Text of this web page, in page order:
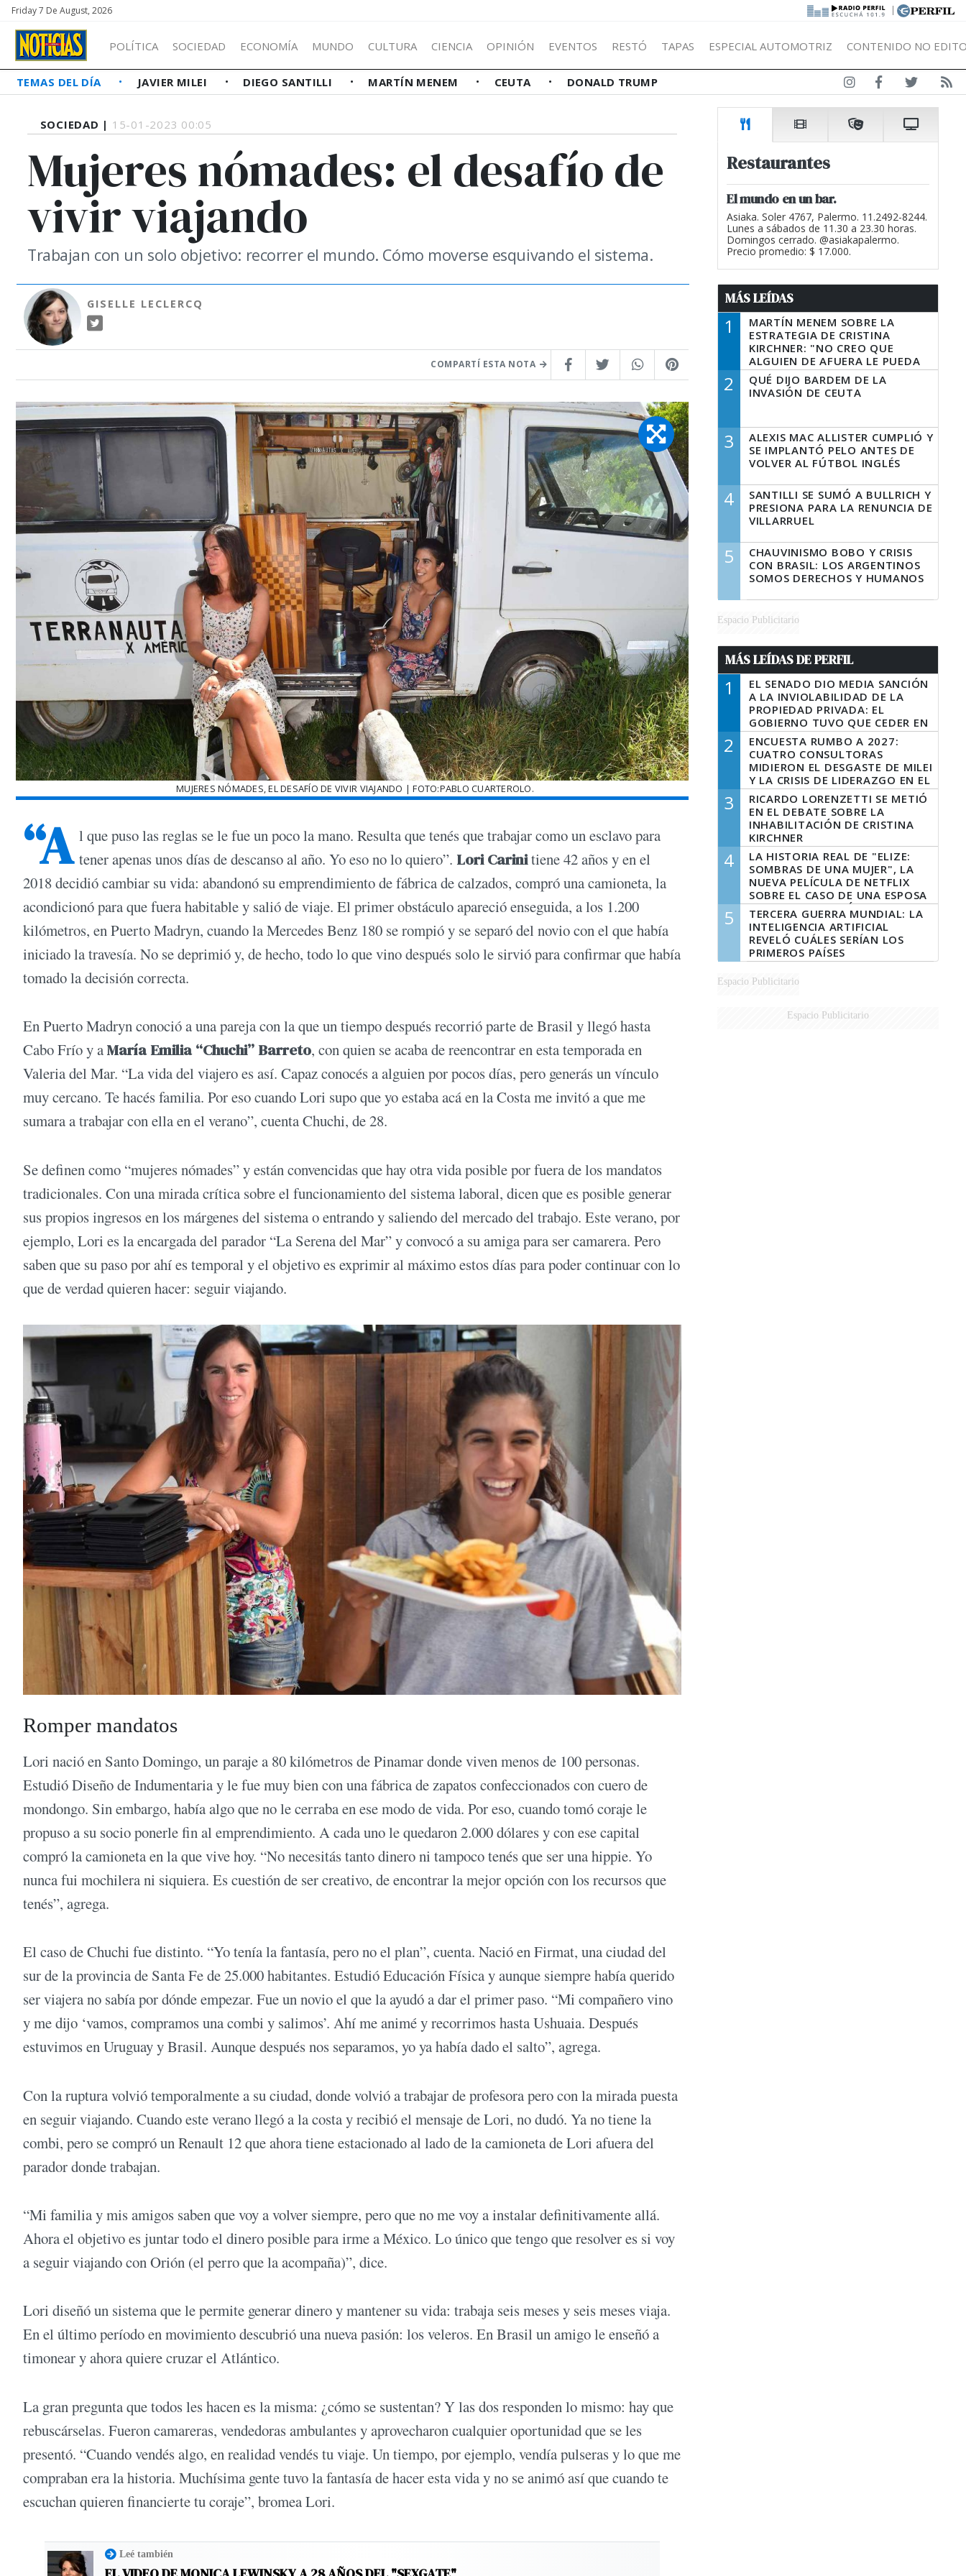
Friday 7 De August, 2026 |
POLÍTICA SOCIEDAD ECONOMÍA MUNDO CULTURA CIENCIA OPINIÓN EVENTOS RESTÓ TAPAS ESPECIAL AUTOMOTRIZ CONTENIDO NO
TEMAS DEL DÍA JAVIER MILEI DIEGO SANTILLI MARTÍN MENEM CEUTA DONALD TRUMP
SOCIEDAD | 15-01-2023 00:05
Mujeres nómades: el desafío de
vivir viajando
Trabajan con un solo objetivo: recorrer el mundo. Cómo moverse esquivando el sistema.
GISELLE LECLERCQ
COMPARTÍ ESTA NOTA
MUJERES NÓMADES, EL DESAFÍO DE VIVIR VIAJANDO | FOTO:PABLO CUARTEROLO.
“A l que puso las reglas se le fue un poco la mano. Resulta que tenés que trabajar como un esclavo para
tener apenas unos días de descanso al año. Yo eso no lo quiero”. Lori Carinitiene 42 años y en el
2018 decidió cambiar su vida: abandonó su emprendimiento de fábrica de calzados, compró una camioneta, la
acondicionó para que fuera habitable y salió de viaje. El primer obstáculo apareció enseguida, a los 1.200
kilómetros, en Puerto Madryn, cuando la Mercedes Benz 180 se rompió y se separó del novio con el que había
iniciado la travesía. No se deprimió y, de hecho, todo lo que vino después solo le sirvió para confirmar que había
tomado la decisión correcta.
En Puerto Madryn conoció a una pareja con la que un tiempo después recorrió parte de Brasil y llegó hasta
Cabo Frío y aMaría Emilia “Chuchi” Barreto, con quien se acaba de reencontrar en esta temporada en
Valeria del Mar. “La vida del viajero es así. Capaz conocés a alguien por pocos días, pero generás un vínculo
muy cercano. Te hacés familia. Por eso cuando Lori supo que yo estaba acá en la Costa me invitó a que me
sumara a trabajar con ella en el verano”, cuenta Chuchi, de 28.
Se definen como “mujeres nómades” y están convencidas que hay otra vida posible por fuera de los mandatos
tradicionales. Con una mirada crítica sobre el funcionamiento del sistema laboral, dicen que es posible generar
sus propios ingresos en los márgenes del sistema o entrando y saliendo del mercado del trabajo. Este verano, por
ejemplo, Lori es la encargada del parador “La Serena del Mar” y convocó a su amiga para ser camarera. Pero
saben que su paso por ahí es temporal y el objetivo es exprimir al máximo estos días para poder continuar con lo
que de verdad quieren hacer: seguir viajando.
Romper mandatos
Lori nació en Santo Domingo, un paraje a 80 kilómetros de Pinamar donde viven menos de 100 personas.
Estudió Diseño de Indumentaria y le fue muy bien con una fábrica de zapatos confeccionados con cuero de
mondongo. Sin embargo, había algo que no le cerraba en ese modo de vida. Por eso, cuando tomó coraje le
propuso a su socio ponerle fin al emprendimiento. A cada uno le quedaron 2.000 dólares y con ese capital
compró la camioneta en la que vive hoy. “No necesitás tanto dinero ni tampoco tenés que ser una hippie. Yo
nunca fui mochilera ni siquiera. Es cuestión de ser creativo, de encontrar la mejor opción con los recursos que
tenés”, agrega.
El caso de Chuchi fue distinto. “Yo tenía la fantasía, pero no el plan”, cuenta. Nació en Firmat, una ciudad del
sur de la provincia de Santa Fe de 25.000 habitantes. Estudió Educación Física y aunque siempre había querido
ser viajera no sabía por dónde empezar. Fue un novio el que la ayudó a dar el primer paso. “Mi compañero vino
y me dijo ‘vamos, compramos una combi y salimos’. Ahí me animé y recorrimos hasta Ushuaia. Después
estuvimos en Uruguay y Brasil. Aunque después nos separamos, yo ya había dado el salto”, agrega.
Con la ruptura volvió temporalmente a su ciudad, donde volvió a trabajar de profesora pero con la mirada puesta
en seguir viajando. Cuando este verano llegó a la costa y recibió el mensaje de Lori, no dudó. Ya no tiene la
combi, pero se compró un Renault 12 que ahora tiene estacionado al lado de la camioneta de Lori afuera del
parador donde trabajan.
“Mi familia y mis amigos saben que voy a volver siempre, pero que no me voy a instalar definitivamente allá.
Ahora el objetivo es juntar todo el dinero posible para irme a México. Lo único que tengo que resolver es si voy
a seguir viajando con Orión (el perro que la acompaña)”, dice.
Lori diseñó un sistema que le permite generar dinero y mantener su vida: trabaja seis meses y seis meses viaja.
En el último período en movimiento descubrió una nueva pasión: los veleros. En Brasil un amigo le enseñó a
timonear y ahora quiere cruzar el Atlántico.
La gran pregunta que todos les hacen es la misma: ¿cómo se sustentan? Y las dos responden lo mismo: hay que
rebuscárselas. Fueron camareras, vendedoras ambulantes y aprovecharon cualquier oportunidad que se les
presentó. “Cuando vendés algo, en realidad vendés tu viaje. Un tiempo, por ejemplo, vendía pulseras y lo que me
compraban era la historia. Muchísima gente tuvo la fantasía de hacer esta vida y no se animó así que cuando te
escuchan quieren financierte tu coraje”, bromea Lori.
Leé también
Restaurantes
El mundo en un bar.
Asiaka. Soler 4767, Palermo. 11.2492-8244.
Lunes a sábados de 11.30 a 23.30 horas.
Domingos cerrado. @asiakapalermo.
Precio promedio: $ 17.000.
MÁS LEÍDAS
1
MARTÍN MENEM SOBRE LA
ESTRATEGIA DE CRISTINA
KIRCHNER: "NO CREO QUE
ALGUIEN DE AFUERA LE PUEDA
DECIR A LA JUSTICIA LO QUE
TIENE QUE HACER"
2
QUÉ DIJO BARDEM DE LA
INVASIÓN DE CEUTA
3
ALEXIS MAC ALLISTER CUMPLIÓ Y
SE IMPLANTÓ PELO ANTES DE
VOLVER AL FÚTBOL INGLÉS
4
SANTILLI SE SUMÓ A BULLRICH Y
PRESIONA PARA LA RENUNCIA DE
VILLARRUEL
5
CHAUVINISMO BOBO Y CRISIS
CON BRASIL: LOS ARGENTINOS
SOMOS DERECHOS Y HUMANOS
Espacio Publicitario
MÁS LEÍDAS DE PERFIL
1
EL SENADO DIO MEDIA SANCIÓN
A LA INVIOLABILIDAD DE LA
PROPIEDAD PRIVADA: EL
GOBIERNO TUVO QUE CEDER EN
LA LEY DEL MANEJO DEL FUEGO
2
ENCUESTA RUMBO A 2027:
CUATRO CONSULTORAS
MIDIERON EL DESGASTE DE MILEI
Y LA CRISIS DE LIDERAZGO EN EL
PERONISMO
3
RICARDO LORENZETTI SE METIÓ
EN EL DEBATE SOBRE LA
INHABILITACIÓN DE CRISTINA
KIRCHNER
4
LA HISTORIA REAL DE "ELIZE:
SOMBRAS DE UNA MUJER", LA
NUEVA PELÍCULA DE NETFLIX
SOBRE EL CASO DE UNA ESPOSA
QUE DESCUARTIZÓ A SU
MARIDO
5
TERCERA GUERRA MUNDIAL: LA
INTELIGENCIA ARTIFICIAL
REVELÓ CUÁLES SERÍAN LOS
PRIMEROS PAÍSES
LATINOAMERICANOS EN SER
DERROTADOS
Espacio Publicitario
Espacio Publicitario